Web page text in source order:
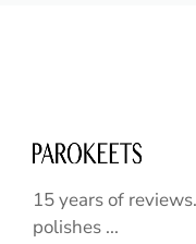
15 years of
polishes ...